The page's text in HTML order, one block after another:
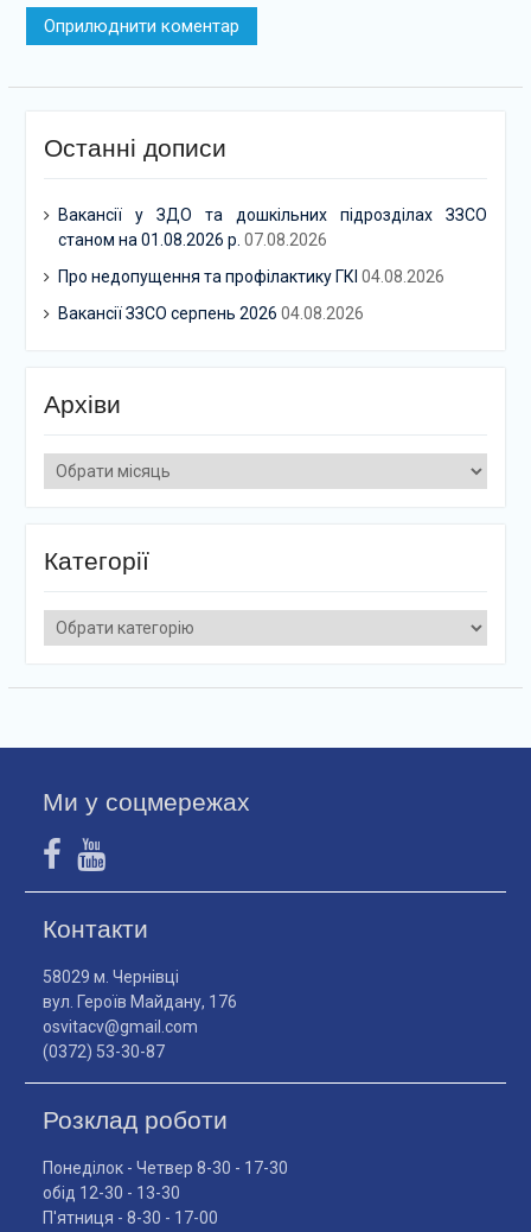
Останні дописи
Вакансії у ЗДО та дошкільних підрозділах ЗЗСО
станом на 01.08.2026 р. 07.08.2026
Про недопущення та профілактику ГКІ 04.08.2026
Вакансії ЗЗСО серпень 2026 04.08.2026
Архіви
Архіви
Категорії
Категорії
Ми у соцмережах
Контакти
58029 м. Чернівці
вул. Героїв Майдану, 176
osvitacv@gmail.com
(0372) 53-30-87
Розклад роботи
Понеділок - Четвер 8-30 - 17-30
обід 12-30 - 13-30
П'ятниця - 8-30 - 17-00